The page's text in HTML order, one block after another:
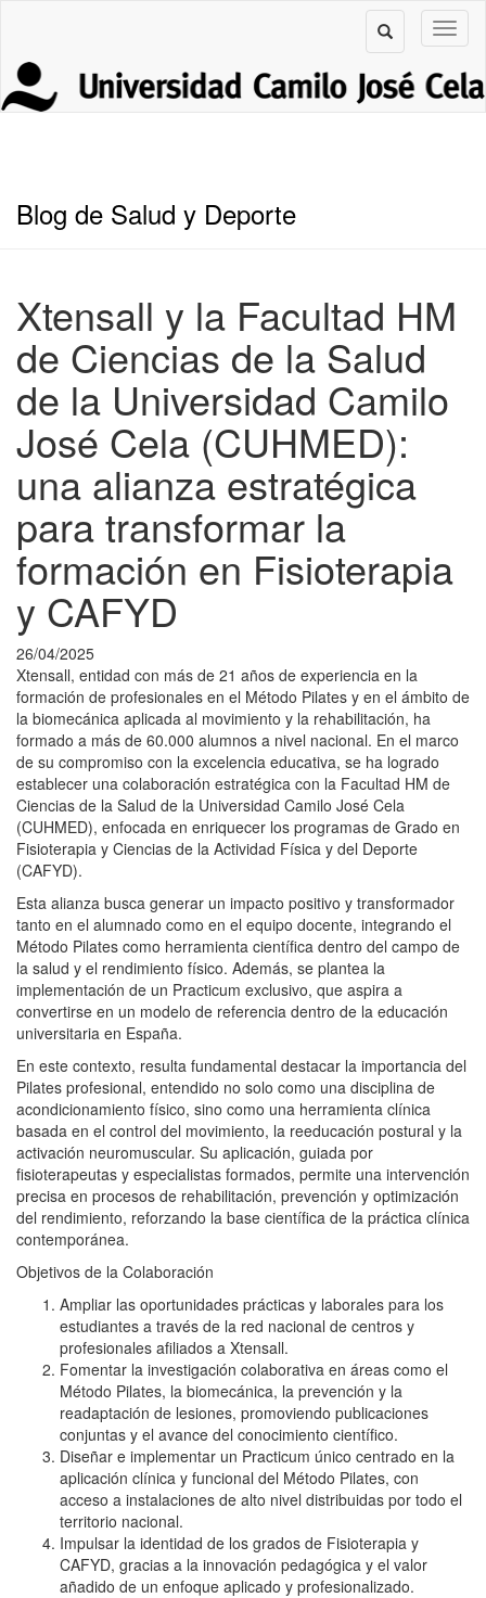
Blog de Salud y Deporte
Xtensall y la Facultad HM
de Ciencias de la Salud
de la Universidad Camilo
José Cela (CUHMED):
una alianza estratégica
para transformar la
formación en Fisioterapia
y CAFYD
26/04/2025
Xtensall, entidad con más de 21 años de experiencia en la
formación de profesionales en el Método Pilates y en el ámbito de
la biomecánica aplicada al movimiento y la rehabilitación, ha
formado a más de 60.000 alumnos a nivel nacional. En el marco
de su compromiso con la excelencia educativa, se ha logrado
establecer una colaboración estratégica con la Facultad HM de
Ciencias de la Salud de la Universidad Camilo José Cela
(CUHMED), enfocada en enriquecer los programas de Grado en
Fisioterapia y Ciencias de la Actividad Física y del Deporte
(CAFYD).
Esta alianza busca generar un impacto positivo y transformador
tanto en el alumnado como en el equipo docente, integrando el
Método Pilates como herramienta científica dentro del campo de
la salud y el rendimiento físico. Además, se plantea la
implementación de un Practicum exclusivo, que aspira a
convertirse en un modelo de referencia dentro de la educación
universitaria en España.
En este contexto, resulta fundamental destacar la importancia del
Pilates profesional, entendido no solo como una disciplina de
acondicionamiento físico, sino como una herramienta clínica
basada en el control del movimiento, la reeducación postural y la
activación neuromuscular. Su aplicación, guiada por
fisioterapeutas y especialistas formados, permite una intervención
precisa en procesos de rehabilitación, prevención y optimización
del rendimiento, reforzando la base científica de la práctica clínica
contemporánea.
Objetivos de la Colaboración
Ampliar las oportunidades prácticas y laborales para los
estudiantes a través de la red nacional de centros y
profesionales afiliados a Xtensall.
Fomentar la investigación colaborativa en áreas como el
Método Pilates, la biomecánica, la prevención y la
readaptación de lesiones, promoviendo publicaciones
conjuntas y el avance del conocimiento científico.
Diseñar e implementar un Practicum único centrado en la
aplicación clínica y funcional del Método Pilates, con
acceso a instalaciones de alto nivel distribuidas por todo el
territorio nacional.
Impulsar la identidad de los grados de Fisioterapia y
CAFYD, gracias a la innovación pedagógica y el valor
añadido de un enfoque aplicado y profesionalizado.